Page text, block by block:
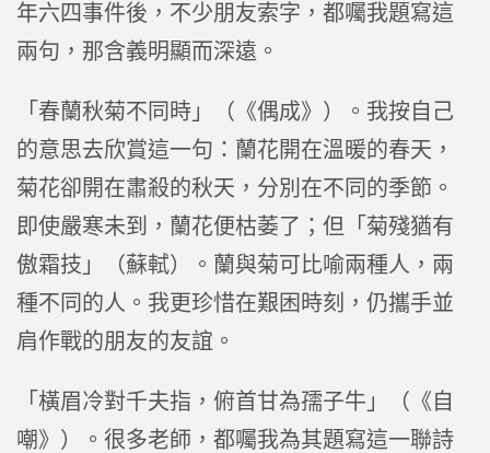
年六四事件後，不少朋友索字，都囑我題寫這
兩句，那含義明顯而深遠。
「春蘭秋菊不同時」（《偶成》）。我按自己
的意思去欣賞這一句：蘭花開在溫暖的春天，
菊花卻開在肅殺的秋天，分別在不同的季節。
即使嚴寒未到，蘭花便枯萎了；但「菊殘猶有
傲霜技」（蘇軾）。蘭與菊可比喻兩種人，兩
種不同的人。我更珍惜在艱困時刻，仍攜手並
肩作戰的朋友的友誼。
「橫眉冷對千夫指，俯首甘為孺子牛」（《自
嘲》）。很多老師，都囑我為其題寫這一聯詩